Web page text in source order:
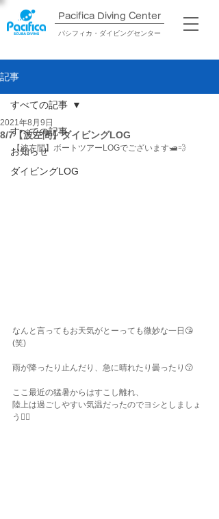
Pacifica Diving Center​
パシフィカ・ダイビングセンター
記事
すべての記事
お知らせ
ダイビングLOG
すべての記事
8/7【波左間】ダイビングLOG
2021年8月9日
【波左間】ボートツアーLOGでございます🛥💨
なんと言ってもお天気がとーっても微妙な一日😘
(笑)
雨が降ったり止んだり、急に晴れたり曇ったり😗
ここ最近の猛暑からはすこし離れ、
陸上は過ごしやすい気温だったのでヨシとしましょ
う❤️‍🔥